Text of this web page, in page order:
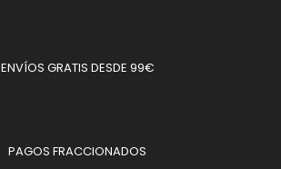
ENVÍOS GRATIS DESDE 99€
PAGOS FRACCIONADOS